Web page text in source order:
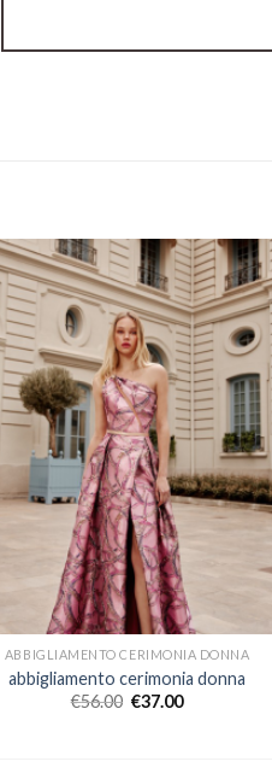
ABBIGLIAMENTO CERIMONIA DONNA
abbigliamento cerimonia donna
€56.00 €37.00